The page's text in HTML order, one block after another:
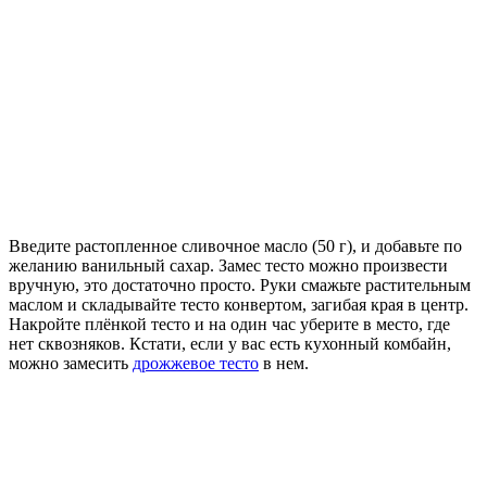
Введите растопленное сливочное масло (50 г), и добавьте по
желанию ванильный сахар. Замес тесто можно произвести
вручную, это достаточно просто. Руки смажьте растительным
маслом и складывайте тесто конвертом, загибая края в центр.
Накройте плёнкой тесто и на один час уберите в место, где
нет сквозняков. Кстати, если у вас есть кухонный комбайн,
можно замесить дрожжевое тесто в нем.